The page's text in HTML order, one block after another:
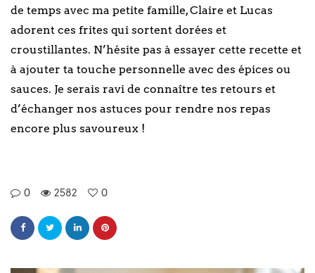
de temps avec ma petite famille, Claire et Lucas
adorent ces frites qui sortent dorées et
croustillantes. N’hésite pas à essayer cette recette et
à ajouter ta touche personnelle avec des épices ou
sauces. Je serais ravi de connaître tes retours et
d’échanger nos astuces pour rendre nos repas
encore plus savoureux !
0 2582 0